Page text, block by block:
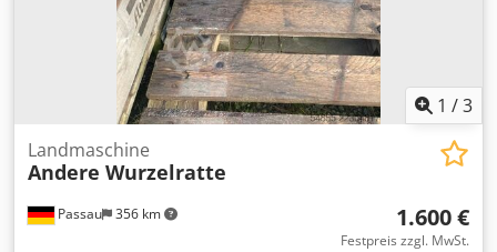
1 /3
Passau 356 km
Landmaschine
Andere Wurzelratte
1.600 €
Festpreis zzgl. MwSt.